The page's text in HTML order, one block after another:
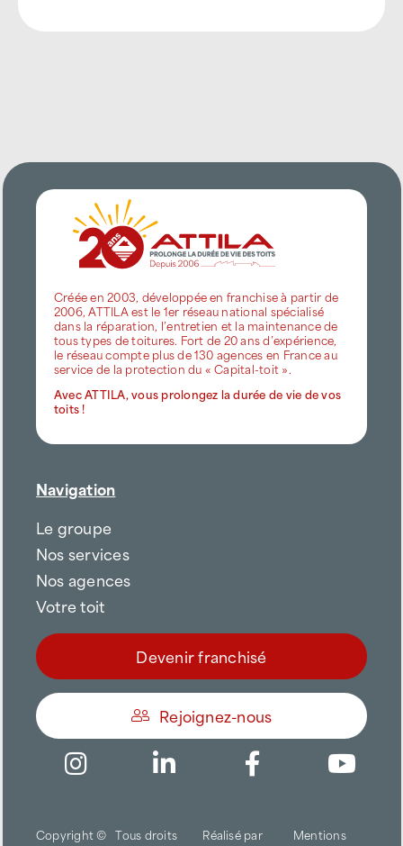
Créée en 2003, développée en franchise à partir de
2006, ATTILA est le 1er réseau national spécialisé
dans la réparation, l’entretien et la maintenance de
tous types de toitures. Fort de 20 ans d’expérience,
le réseau compte plus de 130 agences en France au
service de la protection du « Capital-toit ».
Avec ATTILA, vous prolongez la durée de vie de vos
toits !
Navigation
Le groupe
Nos services
Nos agences
Votre toit
Devenir franchisé
Rejoignez-nous
Copyright © Tous droits
Réalisé par
Mentions
Trouver une agence